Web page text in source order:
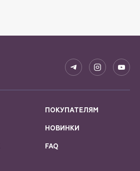
ПОКУПАТЕЛЯМ
НОВИНКИ
FAQ